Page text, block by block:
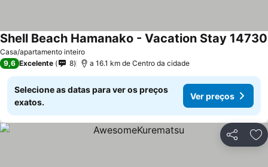
Casa/apartamento inteiro
Shell Beach Hamanako - Vacation Stay 14730
9,6 Excelente 8 a 16.1 km de Centro da cidade
Selecione as datas para ver os preços
exatos.
Ver preços
Partilhar